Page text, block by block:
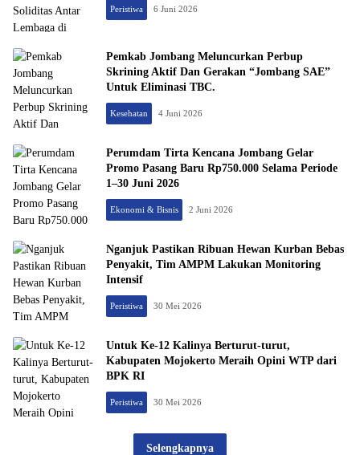
Peristiwa 6 Juni 2026
Pemkab Jombang Meluncurkan Perbup
Skrining Aktif Dan Gerakan “Jombang SAE”
Untuk Eliminasi TBC.
Kesehatan 4 Juni 2026
Perumdam Tirta Kencana Jombang Gelar
Promo Pasang Baru Rp750.000 Selama Periode
1–30 Juni 2026
Ekonomi & Bisnis 2 Juni 2026
Nganjuk Pastikan Ribuan Hewan Kurban Bebas
Penyakit, Tim AMPM Lakukan Monitoring
Intensif
Peristiwa 30 Mei 2026
Untuk Ke-12 Kalinya Berturut-turut,
Kabupaten Mojokerto Meraih Opini WTP dari
BPK RI
Peristiwa 30 Mei 2026
Selengkapnya